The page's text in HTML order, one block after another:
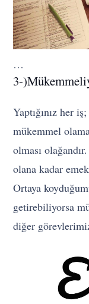
…
3-
Yaptığınız her
mükemmel
olması
olana kadar
Ortaya
getirebiliyorsa
diğer